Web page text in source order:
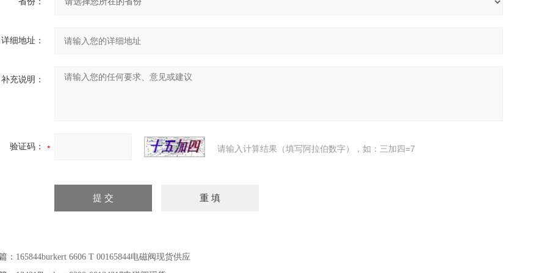
详细地址：
补充说明：
验证码： 请输入计算结果（填写阿拉伯数字），如：三加四=7
： 165844burkert 6606 T 00165844电磁阀现货供应